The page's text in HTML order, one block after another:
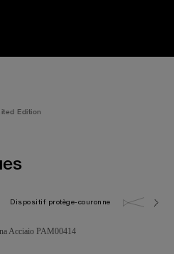
Edition
Dispositif protège-couronne